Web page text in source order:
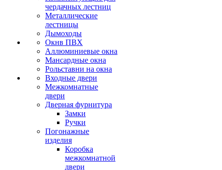
чердачных лестниц
Металлические
лестницы
Дымоходы
Окнв ПВХ
Аллюминиевые окна
Мансардные окна
Рольставни на окна
Входные двери
Межкомнатные
двери
Дверная фурнитура
Замки
Ручки
Погонажные
изделия
Коробка
межкомнатной
двери